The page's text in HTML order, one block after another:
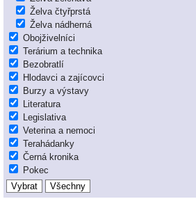
Želva čtyřprstá
Želva nádherná
Obojživelníci
Terárium a technika
Bezobratlí
Hlodavci a zajícovci
Burzy a výstavy
Literatura
Legislativa
Veterina a nemoci
Terahádanky
Černá kronika
Pokec